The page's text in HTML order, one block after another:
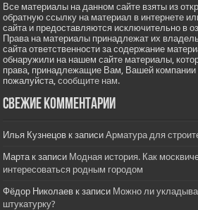
Все материалы на данном сайте взяты из
обратную ссылку на материал в интернете
сайта и предоставляются исключительно в
Права на материалы принадлежат их
сайта ответственности за содержание
обнаружили на нашем сайте материалы,
права, принадлежащие Вам, Вашей компании
пожалуйста,сообщите нам.
Свежие комментарии
Илья Кузнецов к записиАрматура для
Марта к записи Модная история. Как
интересоваться родным городом
Фёдор Николаев к записи Можно ли
штукатурку?